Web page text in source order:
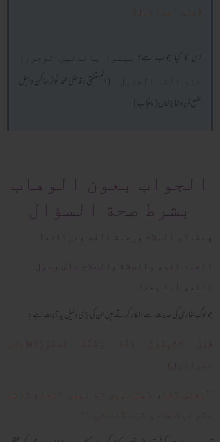
(بنی اسرائیل)
اس کا کیا جواب ہے؟ بینوا بالدلیل توجروا
عند اللہ الجلیل۔ ( المستفتی: قاضی محمد نواز ساکن واجل
ضلع ڈیرہ غایزخاں( پنجاب)
الجواب بعون الوهاب
بشرط صحة السؤال
وعلیکم السلام ورحمة الله وبرکاته!
الحمد لله، والصلاة والسلام علىٰ رسول
الله، أما بعد!
جو لوگ بخاری کی حدیث سے انکار کرتے ہیں ان کی بڑی دلیل یہ آیت ہے:
﴿اِنْ تَتَّبِعُوْنَ اِلَّا رَجُلًا مَّسْحُوْرًا﴾(بنی
اسرائیل)
’’یعنی کفار کہتے ہیں تم نہیں اتباع کرتے
مگر ایک جادو کیے گئے کی۔‘‘